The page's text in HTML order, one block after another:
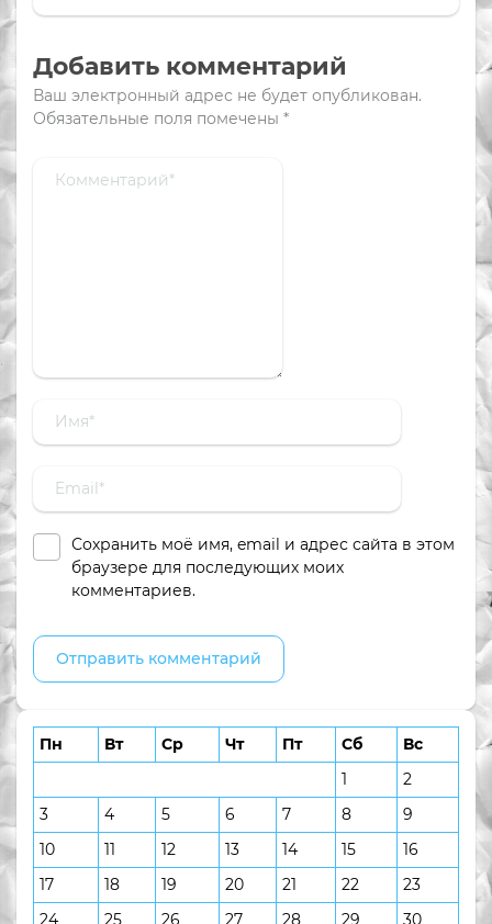
Добавить комментарий
Ваш электронный адрес не будет опубликован.
Обязательные поля помечены *
Сохранить моё имя, email и адрес сайта в этом
браузере для последующих моих
комментариев.
Пн Вт Ср Чт Пт Сб
Вс
1
2
3
4 5 6 7 8
9
10
11 12 13 14 15
16
17
18 19 20 21 22
23
24
25 26 27 28 29 30